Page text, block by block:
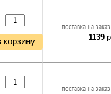
корзину
поставка на
1139
поставка на